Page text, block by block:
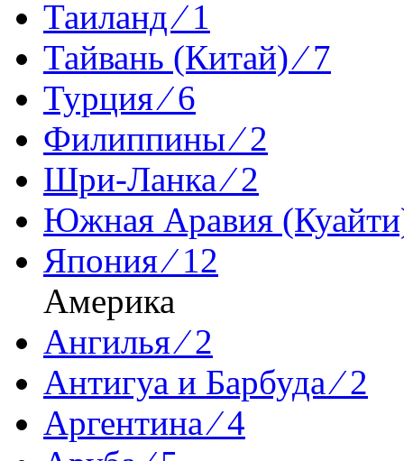
Таиланд ⁄ 1
Тайвань (Китай) ⁄ 7
Турция ⁄ 6
Филиппины ⁄ 2
Шри-Ланка ⁄ 2
Южная Аравия
Япония ⁄ 12
Америка
Ангилья ⁄ 2
Антигуа и Барбуда ⁄ 2
Аргентина ⁄ 4